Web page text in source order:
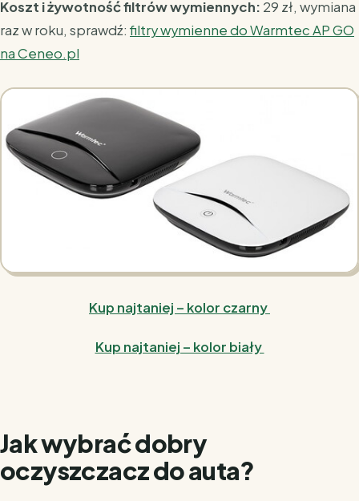
Koszt i żywotność filtrów wymiennych: 29 zł, wymiana
raz w roku, sprawdź: filtry wymienne do Warmtec AP GO
na Ceneo.pl
Kup najtaniej – kolor czarny
Kup najtaniej – kolor biały
Jak wybrać dobry
oczyszczacz do auta?